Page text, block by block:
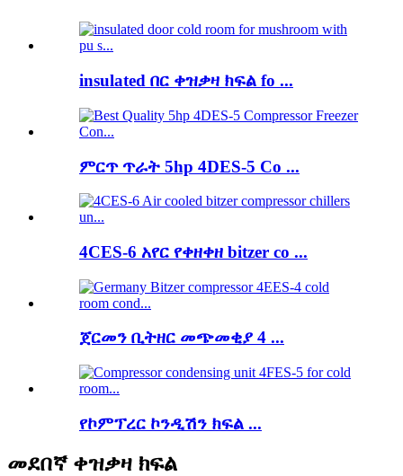
insulated በር ቀዝቃዛ ክፍል fo ...
ምርጥ ጥራት 5hp 4DES-5 Co ...
4CES-6 አየር የቀዘቀዘ bitzer co ...
ጀርመን ቢትዘር መጭመቂያ 4 ...
የኮምፕረር ኮንዲሽን ክፍል ...
መደበኛ ቀዝቃዛ ክፍል